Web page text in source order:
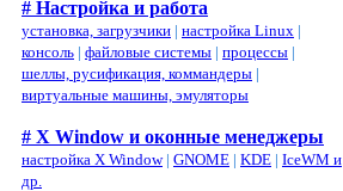
# Настройка и работа
установка, загрузчики | настройка Linux |
консоль | файловые системы | процессы |
шеллы, русификация, коммандеры |
виртуальные машины, эмуляторы
# X Window и оконные менеджеры
настройка X Window| GNOME | KDE | IceWM и
др.